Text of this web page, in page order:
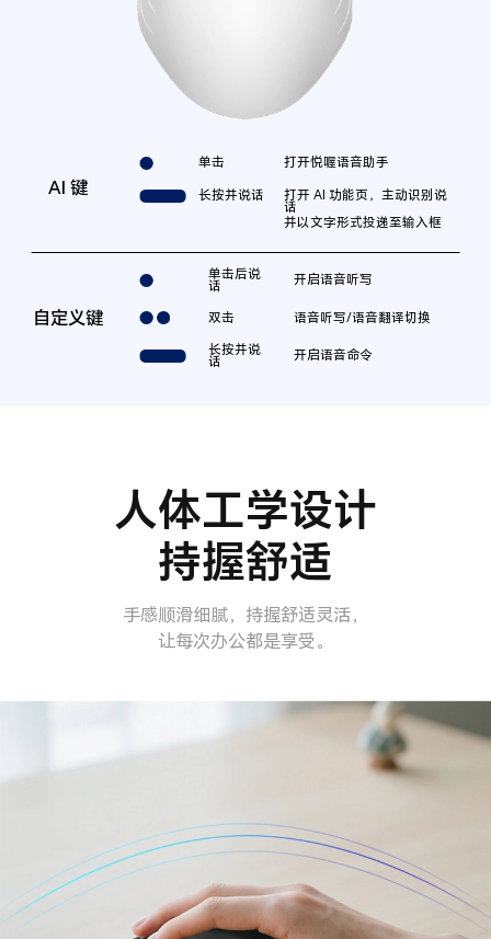
AI 键
单击 打开悦喔语音助手
长按并说话 打开 AI 功能页，主动识别说
话
并以文字形式投递至输入框
自定义键
单击后说
话 开启语音听写
双击 语音听写/语音翻译切换
长按并说
话 开启语音命令
人体工学设计
持握舒适
手感顺滑细腻，持握舒适灵活，
让每次办公都是享受。